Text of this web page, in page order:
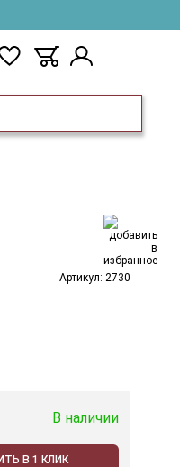
Артикул: 2730
В наличии
В 1 КЛИК